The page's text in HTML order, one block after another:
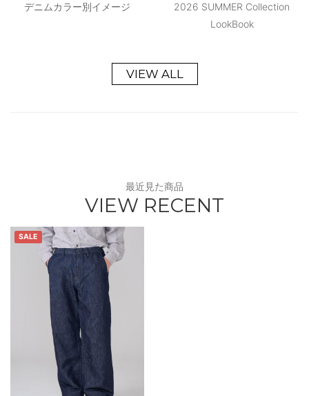
デニムカラー別イメージ
2026 SUMMER Collection
LookBook
VIEW ALL
最近見た商品
VIEW RECENT
SALE